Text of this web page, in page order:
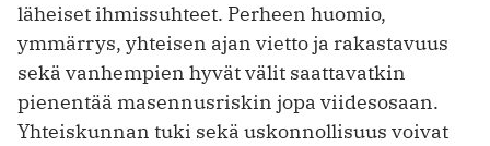
läheiset ihmissuhteet. Perheen huomio,
ymmärrys, yhteisen ajan vietto ja rakastavuus
sekä vanhempien hyvät välit saattavatkin
pienentää masennusriskin jopa viidesosaan.
Yhteiskunnan tuki sekä uskonnollisuus voivat